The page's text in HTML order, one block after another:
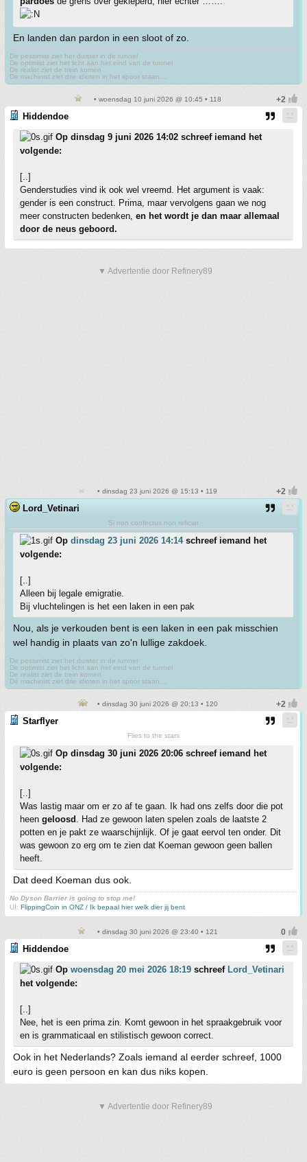
En landen dan pardon in een sloot of zo.
De pessimist ziet het duister in de tunnel
De optimist ziet het licht aan het eind van de tunnel
De realist ziet de trein komen
De machinist ziet drie idioten in het spoor staan....
• woensdag 10 juni 2026 @ 10:45 • 118
Hiddendoe
Op dinsdag 9 juni 2026 14:02 schreef iemand het
volgende:
[..]
Genderstudies vind ik ook wel vreemd. Het argument is vaak:
gender is een construct. Prima, maar vervolgens gaan we nog
meer constructen bedenken, en het wordt je dan maar allemaal
door de neus geboord.
▼ Advertentie door Refinery89
• dinsdag 23 juni 2026 @ 15:13 • 119
Lord_Vetinari
Si non confectus non reficiat
Op dinsdag 23 juni 2026 14:14schreef iemand het
volgende:
[..]
Alleen bij legale emigratie.
Bij vluchtelingen is het een laken in een pak
Nou, als je verkouden bent is een laken in een pak misschien
wel handig in plaats van zo'n lullige zakdoek.
De pessimist ziet het duister in de tunnel
De optimist ziet het licht aan het eind van de tunnel
De realist ziet de trein komen
De machinist ziet drie idioten in het spoor staan....
• dinsdag 30 juni 2026 @ 20:13 • 120
Starflyer
Flies to the stars
Op dinsdag 30 juni 2026 20:06 schreef iemand het
volgende:
[..]
Was lastig maar om er zo af te gaan. Ik had ons zelfs door die pot
heen geloosd . Had ze gewoon laten spelen zoals de laatste 2
potten en je pakt ze waarschijnlijk. Of je gaat eervol ten onder. Dit
was gewoon zo erg om te zien dat Koeman gewoon geen ballen
heeft.
Dat deed Koeman dus ook.
No Dyson Barrier is going to stop me!
UI: FlippingCoin in ONZ / Ik bepaal hier welk dier jij bent
• dinsdag 30 juni 2026 @ 23:40 • 121
Hiddendoe
Op woensdag 20 mei 2026 18:19 schreef Lord_Vetinari
het volgende:
[..]
Nee, het is een prima zin. Komt gewoon in het spraakgebruik voor
en is grammaticaal en stilistisch gewoon correct.
Ook in het Nederlands? Zoals iemand al eerder schreef, 1000
euro is geen persoon en kan dus niks kopen.
▼ Advertentie door Refinery89